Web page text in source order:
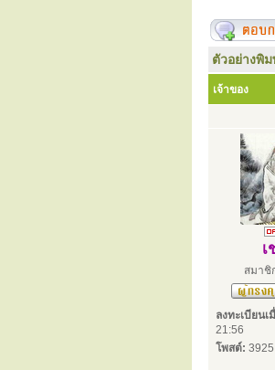
ตัวอย่างพิ
เจ้าของ
เ
สมาชิ
ลงทะเบียนเ
21:56
โพสต์: 3925